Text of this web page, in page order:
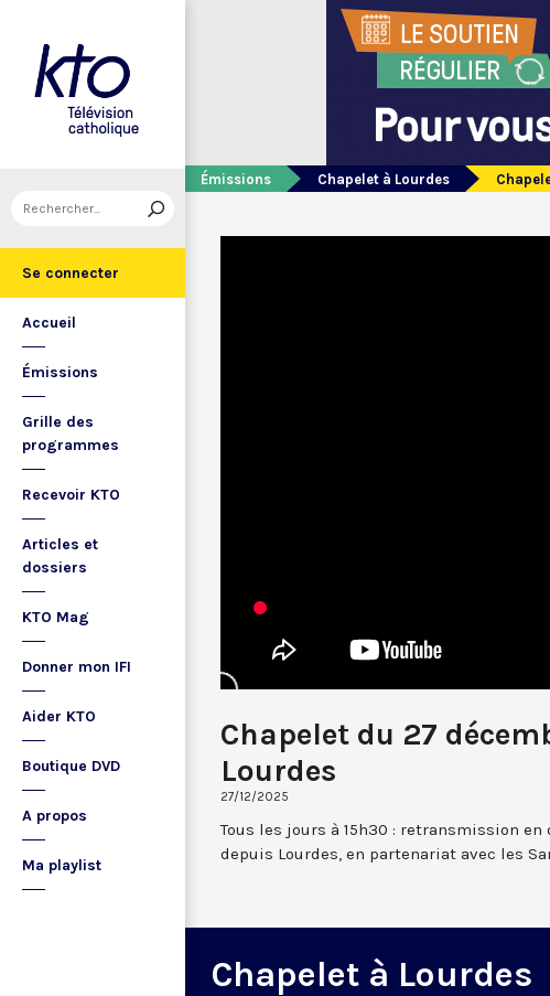
Se connecter
Accueil
Émissions
Grille des
programmes
Recevoir KTO
Articles et
dossiers
KTO Mag
Donner mon IFI
Aider KTO
Boutique DVD
A propos
Ma playlist
Émissions Chapelet à Lourdes
Chapelet du 27
Lourdes
27/12/2025
Tous les jours à 15h30 : retransmission
depuis Lourdes, en partenariat avec les
Chapelet à Lourdes